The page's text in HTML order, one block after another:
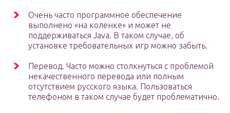
Очень часто программное обеспечение
выполнено «на коленке» и может не
поддерживаться Java. В таком случае, об
установке требовательных игр можно забыть.
Перевод. Часто можно столкнуться с проблемой
некачественного перевода или полным
отсутствием русского языка. Пользоваться
телефоном в таком случае будет проблематично.